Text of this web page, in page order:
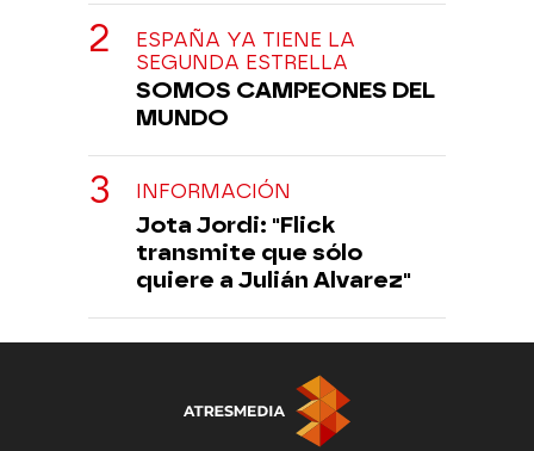
ESPAÑA YA TIENE LA
SEGUNDA ESTRELLA
SOMOS CAMPEONES DEL
MUNDO
INFORMACIÓN
Jota Jordi: "Flick
transmite que sólo
quiere a Julián Alvarez"